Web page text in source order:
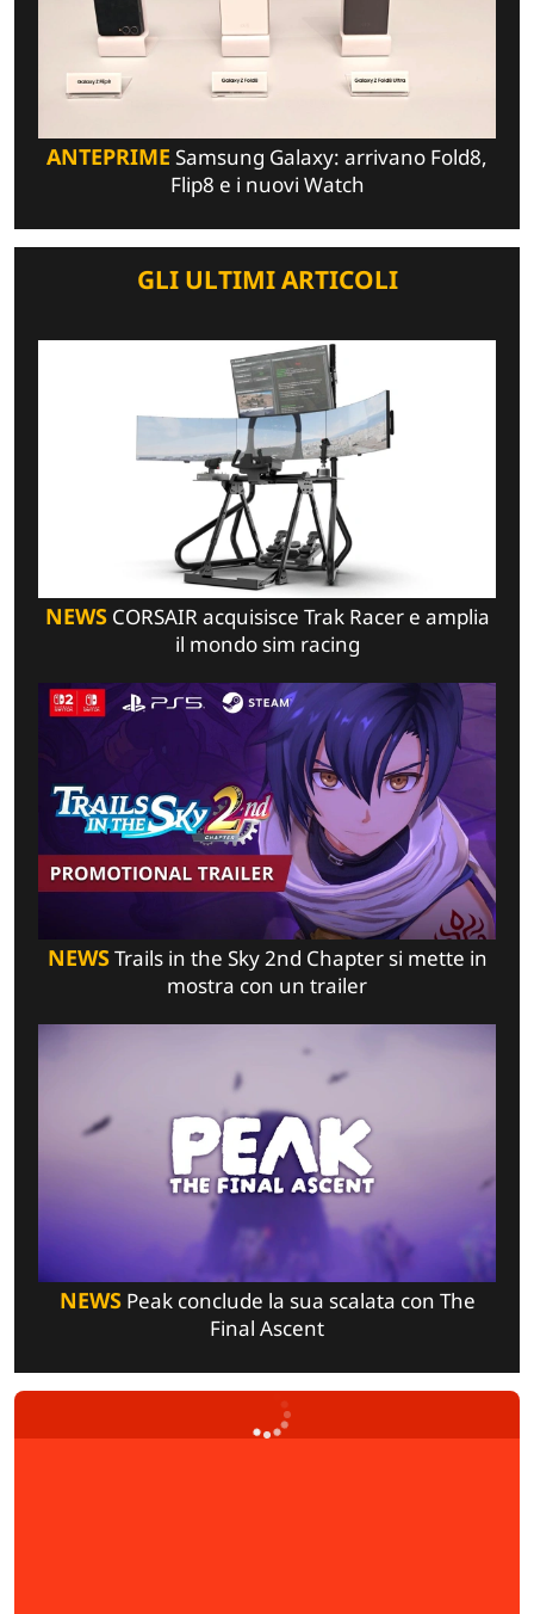
ANTEPRIME Samsung Galaxy: arrivano Fold8,
Flip8 e i nuovi Watch
GLI ULTIMI ARTICOLI
NEWSCORSAIR acquisisce Trak Racer e amplia
il mondo sim racing
NEWSTrails in the Sky 2nd Chapter si mette in
mostra con un trailer
NEWSPeak conclude la sua scalata con The
Final Ascent